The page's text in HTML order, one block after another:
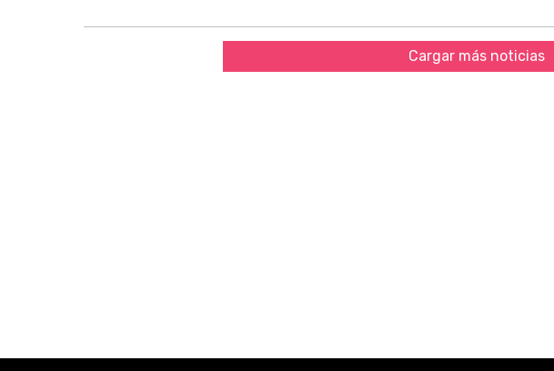
Cargar más noticias